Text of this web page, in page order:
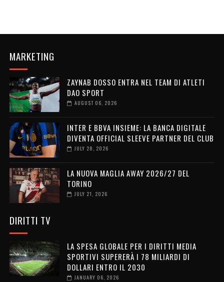
MARKETING
ZAYNAB DOSSO ENTRA NEL TEAM DI ATLETI
DAO SPORT
AUGUST 06, 2026
INTER E BBVA INSIEME: LA BANCA DIGITALE
DIVENTA OFFICIAL SLEEVE PARTNER DEL CLUB
JULY 28, 2026
LA NUOVA MAGLIA AWAY 2026/27 DEL
TORINO
JULY 21, 2026
DIRITTI TV
LA SPESA GLOBALE PER I DIRITTI MEDIA
SPORTIVI SUPERERÀ I 78 MILIARDI DI
DOLLARI ENTRO IL 2030
JANUARY 06, 2026